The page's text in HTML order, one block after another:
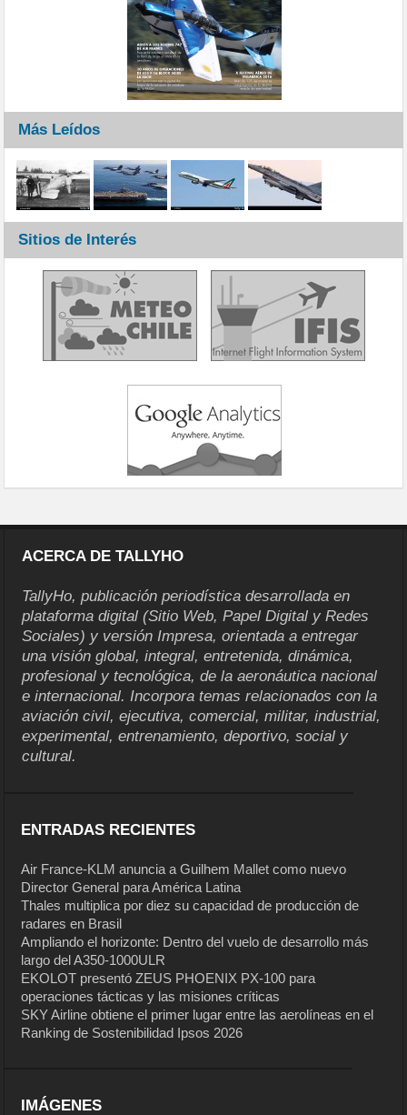
Más Leídos
Sitios de Interés
ACERCA DE TALLYHO
TallyHo, publicación periodística desarrollada en
plataforma digital (Sitio Web, Papel Digital y Redes
Sociales) y versión Impresa, orientada a entregar
una visión global, integral, entretenida, dinámica,
profesional y tecnológica, de la aeronáutica nacional
e internacional. Incorpora temas relacionados con la
aviación civil, ejecutiva, comercial, militar, industrial,
experimental, entrenamiento, deportivo, social y
cultural.
ENTRADAS RECIENTES
Air France-KLM anuncia a Guilhem Mallet como nuevo
Director General para América Latina
Thales multiplica por diez su capacidad de producción de
radares en Brasil
Ampliando el horizonte: Dentro del vuelo de desarrollo más
largo del A350-1000ULR
EKOLOT presentó ZEUS PHOENIX PX-100 para
operaciones tácticas y las misiones críticas
SKY Airline obtiene el primer lugar entre las aerolíneas en el
Ranking de Sostenibilidad Ipsos 2026
IMÁGENES